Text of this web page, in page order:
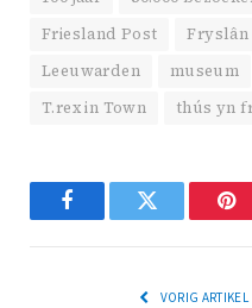
Friesland Post
Fryslân
Leeuwarden
museum
T.rex in Town
thús yn
FacebookTwitter
VORIG ARTIKEL